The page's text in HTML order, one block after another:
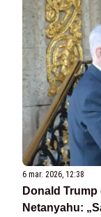
6 mar. 2026, 12:38
Donald
Netanyahu: